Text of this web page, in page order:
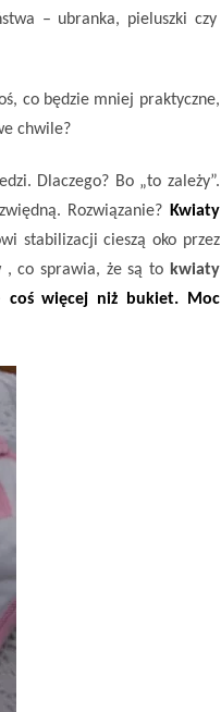
– ubranka, pieluszki czy
co będzie mniej praktyczne,
chwile?
Dlaczego? Bo „to zależy”.
Rozwiązanie? Kwiaty
stabilizacji cieszą oko przez
, co sprawia, że są to kwiaty
coś więcej niż bukiet. Moc